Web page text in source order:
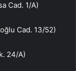
Cad. 1/A)
Cad. 13/52)
24/A)